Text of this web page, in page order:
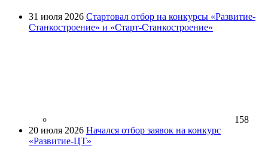
31 июля 2026 Стартовал отбор на конкурсы «Развитие-
Станкостроение» и «Старт-Станкостроение»
158
20 июля 2026 Начался отбор заявок на конкурс
«Развитие-ЦТ»